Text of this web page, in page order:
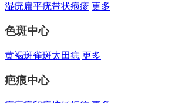
湿疣扁平疣带状疱疹 更多
色斑中心
黄褐斑雀斑太田痣 更多
疤痕中心